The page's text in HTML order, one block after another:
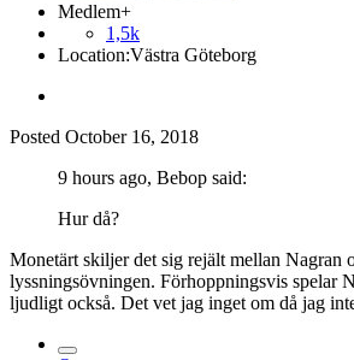
Medlem+
1,5k
Location:Västra Göteborg
Posted October 16, 2018
9 hours ago, Bebop said:
Hur då?
Monetärt skiljer det sig rejält mellan Nagran
lyssningsövningen. Förhoppningsvis spelar
ljudligt också. Det vet jag inget om då jag